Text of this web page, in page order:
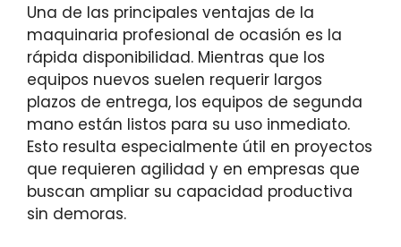
Una de las principales ventajas de la
maquinaria profesional de ocasión es la
rápida disponibilidad. Mientras que los
equipos nuevos suelen requerir largos
plazos de entrega, los equipos de segunda
mano están listos para su uso inmediato.
Esto resulta especialmente útil en proyectos
que requieren agilidad y en empresas que
buscan ampliar su capacidad productiva
sin demoras.